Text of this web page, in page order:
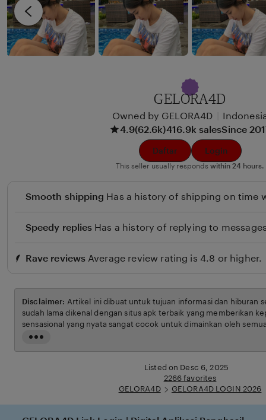
i
x
u
i
e
GELORA4D
Owned by GELORA4D
4.9(62.6k)416.9k salesSince
Daftar Login
This seller usually responds within 24 hours.
Smooth shipping Has a history of shipping on time
Speedy replies Has a history of replying to
Rave reviews Average review rating is 4.8 or higher.
Read
the
Disclaimer: Artikel ini dibuat untuk tujuan informasi dan hiburan
sudah lama dikenal dengan situs apk terbaik yang memberikan
sensasional yang nyata sangat cocok untuk dimainkan oleh
syarat dan ketentuan yang berlaku.
Listed on Desc 6, 2025
2266 favorites
GELORA4D
GELORA4D LOGIN 2026